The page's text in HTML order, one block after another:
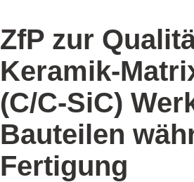
ZfP zur
Keramik-
(C/C-SiC)
Bauteilen
Fertigung